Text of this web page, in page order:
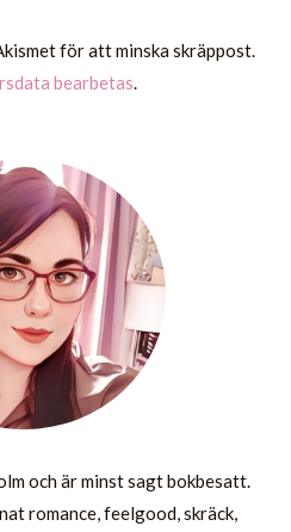
för att minska skräppost.
bearbetas.
och är minst sagt bokbesatt.
romance, feelgood, skräck,